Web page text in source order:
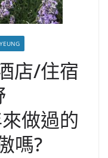
店/住宿
做過的
嗎?